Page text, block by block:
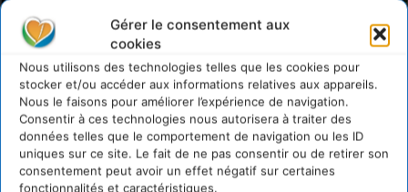
Gérer le consentement aux
cookies
Nous utilisons des technologies telles que les cookies pour
stocker et/ou accéder aux informations relatives aux appareils.
Nous le faisons pour améliorer l’expérience de navigation.
Consentir à ces technologies nous autorisera à traiter des
données telles que le comportement de navigation ou les ID
uniques sur ce site. Le fait de ne pas consentir ou de retirer son
consentement peut avoir un effet négatif sur certaines
fonctionnalités et caractéristiques.
Le Chalet des îles – Porte de la Muette 75016 Paris
Un écrin de verdureSitué en plein 16ème
arrondissement, le Chalet des îles se trouve à quelques
minutes du Trocadéro, de l’Etoile, de Boulogne et de la